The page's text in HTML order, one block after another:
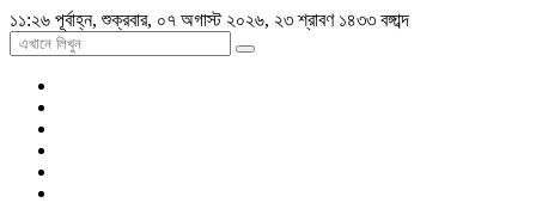
১১:২৬ পূর্বাহ্ন, শুক্রবার, ০৭ অগাস্ট ২০২৬, ২৩ শ্রাবণ ১৪৩৩ বঙ্গাব্দ